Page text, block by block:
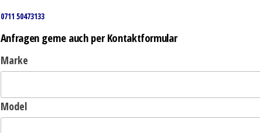
0711 50473133
Anfragen gerne auch per Kontaktformular
Marke
Model